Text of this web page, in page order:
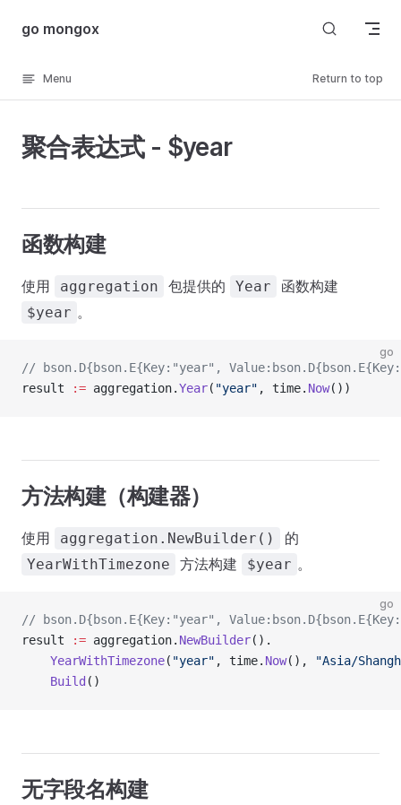
Skip to content
go mongox
Menu Return to top
聚合表达式 - $year
函数构建
使用 aggregation 包提供的 Year 函数构建
$year 。
go
// bson.D{bson.E{Key:"year",
result
:= aggregation.Year( "year" , time. Now())
方法构建（构建器）
使用 aggregation.NewBuilder() 的
YearWithTimezone 方法构建 $year 。
go
// bson.D{bson.E{Key:"year",
result
:= aggregation. NewBuilder().
    YearWithTimezone
( "year" , time. Now(),
"Asia/
    Build
()
无字段名构建